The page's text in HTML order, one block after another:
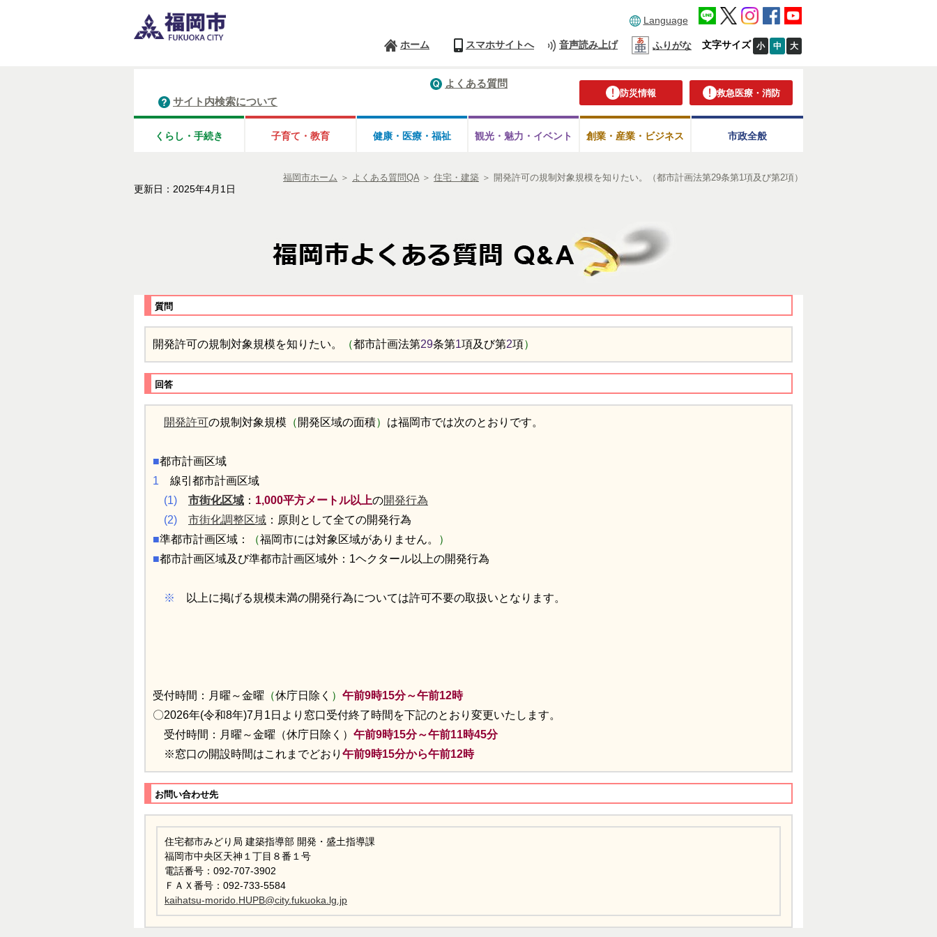
Language
ホーム スマホサイトへ 音声読み上げ ふりがな 文字サイズ 小 中 大
防災情報 救急医療・消防
よくある質問
サイト内検索について
くらし・手続き 子育て・教育 健康・医療・ 福祉 観光・魅力・ イベント 創業・産業・ビジネス 市政全般
福岡市ホーム ＞ よくある質問QA ＞ 住宅・建築 ＞ 開発許可の規制対象規模を知りたい。（都市計画法第29条第1項及び第2項）
更新日：2025年4月1日
質問
開発許可の規制対象規模を知りたい。 （都市計画法第29条第1項及び第2項）
回答
開発許可の規制対象規模 （ 開発区域の面積） は福岡市では次のとおりです。
■都市計画区域
1 線引都市計画区域
(1)
市街化区域 ： 1,000平方メートル以上の開発行為
(2)
市街化調整区域 ：原則として全ての開発行為
■準都市計画区域： （福岡市には対象区域がありません。
）
■都市計画区域及び準都市計画区域外：1ヘクタール以上の開発行為
※ 以上に掲げる規模未満の開発行為については許可不要の取扱いとなります。
受付時間：月曜～金曜 （休庁日除く ） 午前9時15分～午前12時
〇2026年(令和8年)7月1日より窓口受付終了時間を下記のとおり変更いたします。
受付時間：月曜～金曜（休庁日除く） 午前9時15分～午前11時45分
※窓口の開設時間はこれまでどおり 午前9時15分から午前12時
お問い合わせ先
住宅都市みどり局 建築指導部 開発・盛土指導課
福岡市中央区天神１丁目８番１号
電話番号：092-707-3902
ＦＡＸ番号：092-733-5584
kaihatsu-morido.HUPB@city.fukuoka.lg.jp